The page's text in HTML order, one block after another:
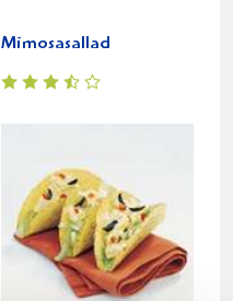
Mimosasallad